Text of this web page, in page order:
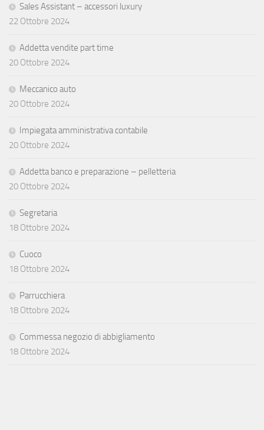
Sales Assistant – accessori luxury
22 Ottobre 2024
Addetta vendite part time
20 Ottobre 2024
Meccanico auto
20 Ottobre 2024
Impiegata amministrativa contabile
20 Ottobre 2024
Addetta banco e preparazione – pelletteria
20 Ottobre 2024
Segretaria
18 Ottobre 2024
Cuoco
18 Ottobre 2024
Parrucchiera
18 Ottobre 2024
Commessa negozio di abbigliamento
18 Ottobre 2024